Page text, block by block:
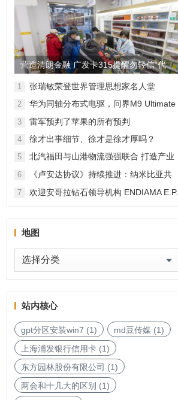
营造清朗金融 广发卡315提醒勿轻信“代
理维权”
1 张瑞敏荣登世界管理思想家名人堂
2
华为同轴分布式电驱，问界M9 Ultimate
背后的“车轮思想者”
3 雷军预判了苹果的所有预判
4 徐才出事细节、徐才是徐才厚吗？
5
北汽福田与山港物流强强联合 打造产业
融合新范本
6
《卢安达协议》持续推进：纳米比亚共
和国加入，印度宝石与珠宝出口促进委
员会与迪拜多种商品交易中心启动加入
7
欢迎安哥拉钻石领导机构 ENDIAMA E.P.
地图
地
图
站内核心
gpt分区安装win7 (1) md豆传媒(1)
上海浦发银行信用卡(1)
东方园林股份有限公司 (1)
两会和十几大的区别 (1)